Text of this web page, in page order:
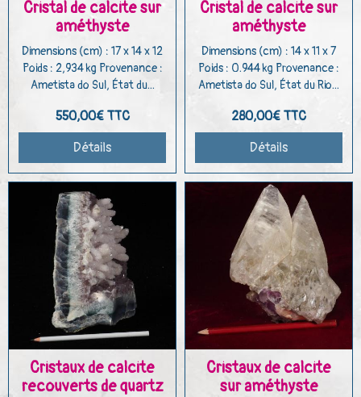
Cristal de calcite sur
améthyste
Dimensions (cm) : 17 x 14 x 12
Poids : 2,934 kg Provenance :
Ametista do Sul, État du...
550,00€ TTC
Détails
Cristal de calcite sur
améthyste
Dimensions (cm) : 14 x 11 x 7
Poids : 0.944 kg Provenance :
Ametista do Sul, État du Rio...
280,00€ TTC
Détails
Cristaux de calcite
recouverts de quartz
Cristaux de calcite
sur améthyste